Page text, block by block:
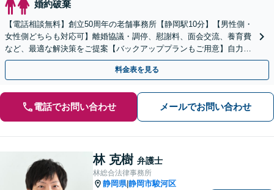
婚約破棄
【電話相談無料】創立50周年の老舗事務所【静岡駅10分】【男性側・
女性側どちらも対応可】離婚協議・調停、慰謝料、面会交流、養育費
など、最適な解決策をご提案【バックアッププランもご用意】自力で
書面作成をしたい方におすすめ【法テラス可】
料金表を見る
電話でお問い合わせ メールでお問い合わせ
林 克樹 弁護士
林総合法律事務所
静岡県|静岡市駿河区